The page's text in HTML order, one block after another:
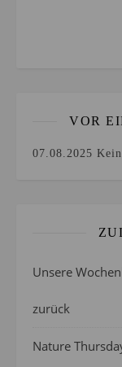
VOR
07.08.2025
Unsere
zurück
Nature